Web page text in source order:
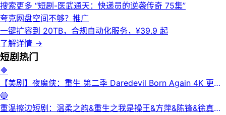
＆潘钰
搜索更多 “短剧-医武通天：快递员的逆袭传奇 75集”
夸克网盘空间不够？ 推广
一键扩容到 20TB，合规自动化服务，¥39.9 起
了解详情 →
短剧 热门
🔶
【美剧】夜魔侠：重生 第二季 Daredevil Born Again 4K 更新
3集
🔵
重温擦边短剧：温柔之韵&重生之我是操王&方萍&陈锋&徐真真